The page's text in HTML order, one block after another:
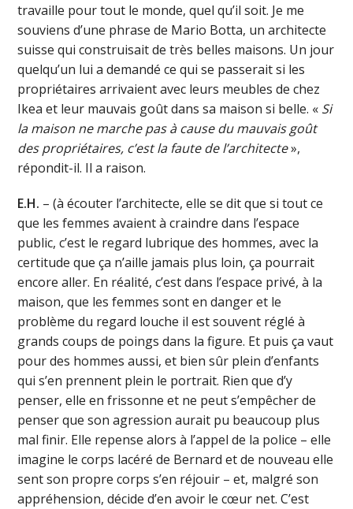
travaille pour tout le monde, quel qu’il soit. Je me
souviens d’une phrase de Mario Botta, un architecte
suisse qui construisait de très belles maisons. Un jour
quelqu’un lui a demandé ce qui se passerait si les
propriétaires arrivaient avec leurs meubles de chez
Ikea et leur mauvais goût dans sa maison si belle. « Si
la maison ne marche pas à cause du mauvais goût
des propriétaires, c’est la faute de l’architecte»,
répondit-il. Il a raison.
E.H. – (à écouter l’architecte, elle se dit que si tout ce
que les femmes avaient à craindre dans l’espace
public, c’est le regard lubrique des hommes, avec la
certitude que ça n’aille jamais plus loin, ça pourrait
encore aller. En réalité, c’est dans l’espace privé, à la
maison, que les femmes sont en danger et le
problème du regard louche il est souvent réglé à
grands coups de poings dans la figure. Et puis ça vaut
pour des hommes aussi, et bien sûr plein d’enfants
qui s’en prennent plein le portrait. Rien que d’y
penser, elle en frissonne et ne peut s’empêcher de
penser que son agression aurait pu beaucoup plus
mal finir. Elle repense alors à l’appel de la police – elle
imagine le corps lacéré de Bernard et de nouveau elle
sent son propre corps s’en réjouir – et, malgré son
appréhension, décide d’en avoir le cœur net. C’est